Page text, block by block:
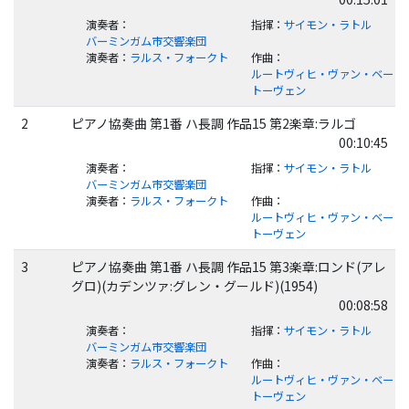
演奏者：
バーミンガム市交響楽団
指揮： サイモン・ラトル
演奏者： ラルス・フォークト 作曲：
ルートヴィヒ・ヴァン・ベー
トーヴェン
2
ピアノ協奏曲 第1番 ハ長調 作品15 第2楽章:ラルゴ
00:10:45
演奏者：
バーミンガム市交響楽団
指揮： サイモン・ラトル
演奏者： ラルス・フォークト 作曲：
ルートヴィヒ・ヴァン・ベー
トーヴェン
3
ピアノ協奏曲 第1番 ハ長調 作品15 第3楽章:ロンド(アレ
グロ)(カデンツァ:グレン・グールド)(1954)
00:08:58
演奏者：
バーミンガム市交響楽団
指揮： サイモン・ラトル
演奏者： ラルス・フォークト 作曲：
ルートヴィヒ・ヴァン・ベー
トーヴェン